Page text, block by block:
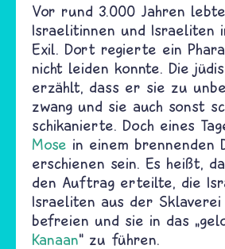
Vor rund 3.000 Jahren
Israelitinnen und Israeliten
Exil. Dort regierte ein
nicht leiden konnte. Die
erzählt, dass er sie zu
zwang und sie auch sonst
schikanierte. Doch eines
Mose in einem brennenden
erschienen sein. Es heißt,
den Auftrag erteilte, die
Israeliten aus der
befreien und sie in das
Kanaan“ zu führen.